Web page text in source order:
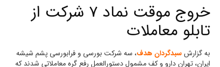
خروج موقت نماد 7 شرکت از
تابلو معاملات
به گزارش سبدگردان هدف، سه شرکت بورسی و فرابورسی پشم شیشه
ایران، تهران دارو و کف مشمول دستورالعمل رفع گره معاملاتی شدند که